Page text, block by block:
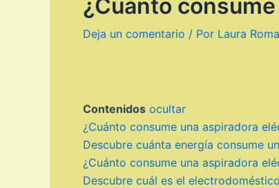
¿Cuánto
Deja un comentario / Por Laura
Contenidos ocultar
¿Cuánto consume una aspiradora
Descubre cuánta energía consume
¿Cuánto consume una aspiradora
Descubre cuál es el